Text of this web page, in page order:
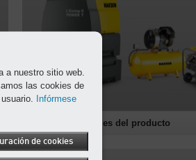
Visualizar detalles del producto
a nuestro sitio web.
las cookies de
Infórmese
de cookies